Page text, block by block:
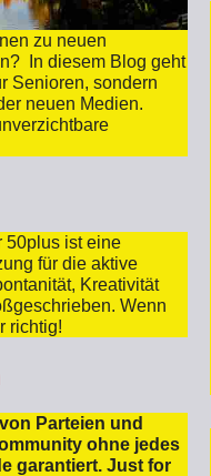
zu neuen
In diesem Blog geht
Senioren, sondern
neuen Medien.
50plus ist eine
für die aktive
Kreativität
Wenn
richtig!
Parteien und
ohne jedes
garantiert. Just for